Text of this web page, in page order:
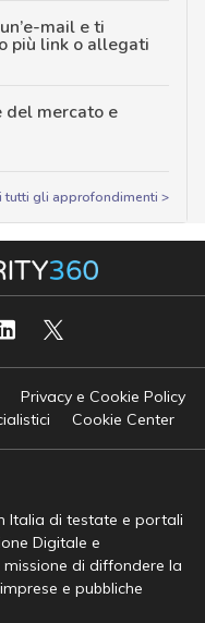
mail e ti
più link o allegati
del mercato e
tutti gli approfondimenti >
Privacy e Cookie Policy
Cookie Center
Italia di testate e portali
Digitale e
missione di diffondere la
e pubbliche